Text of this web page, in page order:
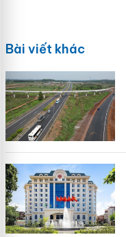
Bài viết khác